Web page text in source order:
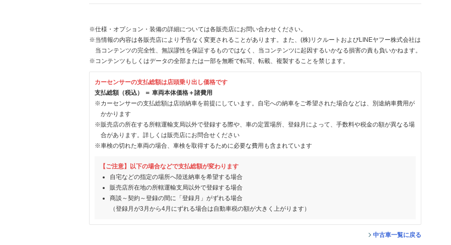
※仕様・オプション・装備の詳細については各販売店にお問い合わせください。
※当情報の内容は各販売店により予告なく変更されることがあります。また、(株)リクルートおよびLINEヤフー株式会社は
当コンテンツの完全性、無誤謬性を保証するものではなく、当コンテンツに起因するいかなる損害の責も負いかねます。
※コンテンツもしくはデータの全部または一部を無断で転写、転載、複製することを禁じます。
カーセンサーの支払総額は店頭乗り出し価格です
支払総額（税込） ＝ 車両本体価格＋諸費用
※カーセンサーの支払総額は店頭納車を前提にしています。自宅への納車をご希望された場合などは、別途納車費用が
かかります
※販売店の所在する所轄運輸支局以外で登録する際や、車の定置場所、登録月によって、手数料や税金の額が異なる場
合があります。詳しくは販売店にお問合せください
※車検の切れた車両の場合、車検を取得するために必要な費用も含まれています
【ご注意】以下の場合などで支払総額が変わります
自宅などの指定の場所へ陸送納車を希望する場合
販売店所在地の所轄運輸支局以外で登録する場合
商談～契約～登録の間に「登録月」がずれる場合
（登録月が3月から4月にずれる場合は自動車税の額が大きく上がります）
中古車一覧に戻る